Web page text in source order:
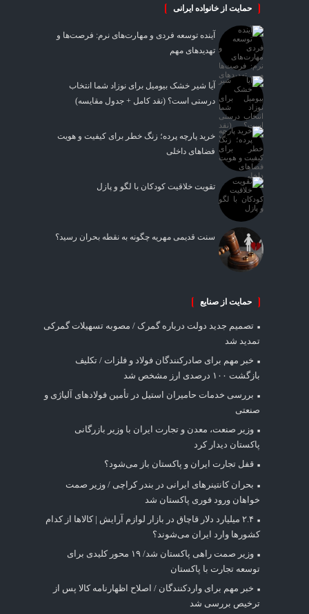
حمایت از خانواده ایرانی
آینده توسعه فردی و مهارت‌های نرم: فرصت‌ها و
تهدیدهای مهم
آیا شیر خشک بیومیل برای نوزاد شما انتخاب
درستی است؟ (نقد کامل + جدول مقایسه)
خرید پارچه پرده؛ زنگ خطر برای کیفیت و هویت
فضاهای داخلی
تقویت خلاقیت کودکان با لگو و پازل
سنت قدیمی مهریه چگونه به نقطه بحران رسید؟
حمایت از صنایع
تصمیم جدید دولت درباره گمرک / مصوبه تسهیلات گمرکی
تمدید شد
خبر مهم برای صادرکنندگان فولاد و فلزات / تکلیف
بازگشت ۱۰۰ درصدی ارز مشخص شد
بررسی خدمات حامیران استیل در تأمین فولادهای آلیاژی و
صنعتی
وزیر صنعت، معدن و تجارت ایران با وزیر بازرگانی
پاکستان دیدار کرد
قفل تجارت ایران و پاکستان باز می‌شود؟
بحران کانتینر‌های ایرانی در بندر کراچی / وزیر صمت
خواهان ورود فوری پاکستان شد
۲.۴ میلیارد دلار قاچاق در بازار لوازم آرایش | کالاها از کدام
کشورها وارد ایران می‌شوند؟
وزیر صمت راهی پاکستان شد/ ۱۹ محور کلیدی برای
توسعه تجارت با پاکستان
خبر مهم برای واردکنندگان / اصلاح اظهارنامه کالا پس از
ترخیص بررسی شد